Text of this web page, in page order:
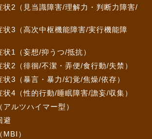
状2（見当識障害/理解力・判断力障害/
状3（高次中枢機能障害/実行機能障
1（妄想/抑うつ/抵抗）
2（徘徊/不潔・弄便/食行動/失禁）
3（暴言・暴力/幻覚/焦燥/依存）
4（性的行動/睡眠障害/譫妄/収集）
ルツハイマー型）
避
）